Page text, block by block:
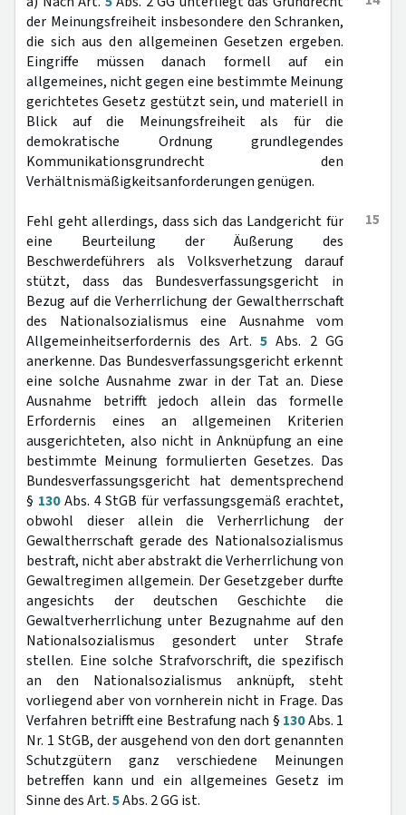
der Meinungsfreiheit insbesondere den Schranken,
die sich aus den allgemeinen Gesetzen ergeben.
Eingriffe müssen danach formell auf ein
allgemeines, nicht gegen eine bestimmte Meinung
gerichtetes Gesetz gestützt sein, und materiell in
Blick auf die Meinungsfreiheit als für die
demokratische Ordnung grundlegendes
Kommunikationsgrundrecht den
Verhältnismäßigkeitsanforderungen genügen.
15
Fehl geht allerdings, dass sich das Landgericht für
eine Beurteilung der Äußerung des
Beschwerdeführers als Volksverhetzung darauf
stützt, dass das Bundesverfassungsgericht in
Bezug auf die Verherrlichung der Gewaltherrschaft
des Nationalsozialismus eine Ausnahme vom
Allgemeinheitserfordernis des Art. 5 Abs. 2 GG
anerkenne. Das Bundesverfassungsgericht erkennt
eine solche Ausnahme zwar in der Tat an. Diese
Ausnahme betrifft jedoch allein das formelle
Erfordernis eines an allgemeinen Kriterien
ausgerichteten, also nicht in Anknüpfung an eine
bestimmte Meinung formulierten Gesetzes. Das
Bundesverfassungsgericht hat dementsprechend
§ 130Abs. 4 StGB für verfassungsgemäß erachtet,
obwohl dieser allein die Verherrlichung der
Gewaltherrschaft gerade des Nationalsozialismus
bestraft, nicht aber abstrakt die Verherrlichung von
Gewaltregimen allgemein. Der Gesetzgeber durfte
angesichts der deutschen Geschichte die
Gewaltverherrlichung unter Bezugnahme auf den
Nationalsozialismus gesondert unter Strafe
stellen. Eine solche Strafvorschrift, die spezifisch
an den Nationalsozialismus anknüpft, steht
vorliegend aber von vornherein nicht in Frage. Das
Verfahren betrifft eine Bestrafung nach § 130Abs. 1
Nr. 1 StGB, der ausgehend von den dort genannten
Schutzgütern ganz verschiedene Meinungen
betreffen kann und ein allgemeines Gesetz im
Sinne des Art.5Abs. 2 GG ist.